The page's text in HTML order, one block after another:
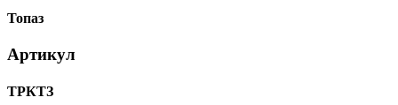
Топаз
Артикул
ТРКТЗ